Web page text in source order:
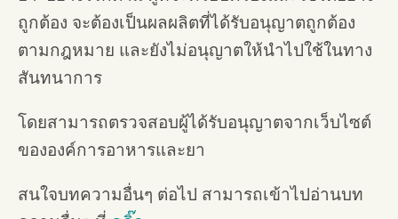
ถูกต้อง จะต้องเป็นผลผลิตที่ได้รับอนุญาตถูกต้อง
ตามกฎหมาย และยังไม่อนุญาตให้นำไปใช้ในทาง
สันทนาการ
โดยสามารถตรวจสอบผู้ได้รับอนุญาตจากเว็บไซต์
ขององค์การอาหารและยา
สนใจบทความอื่นๆ ต่อไป สามารถเข้าไปอ่านบท